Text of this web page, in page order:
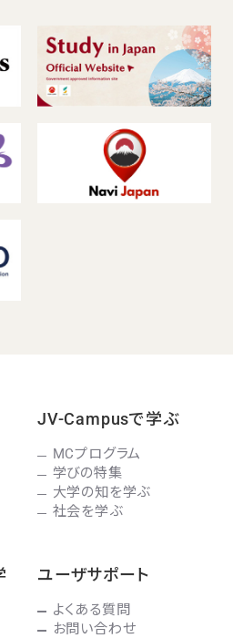
JV-Campusで学ぶ
MCプログラム
学びの特集
大学の知を学ぶ
社会を学ぶ
ユーザサポート
よくある質問
お問い合わせ